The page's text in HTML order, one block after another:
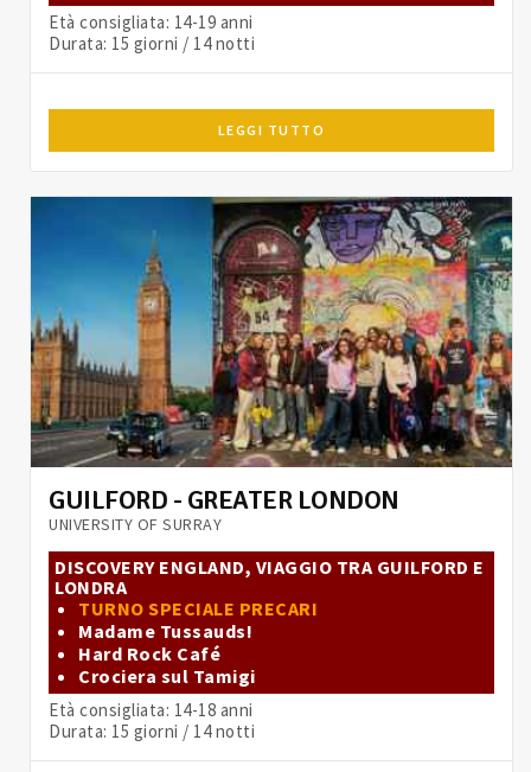
Età consigliata: 14-19 anni
Durata: 15 giorni / 14 notti
LEGGI TUTTO
GUILFORD - GREATER LONDON
UNIVERSITY OF SURRAY
DISCOVERY ENGLAND, VIAGGIO TRA GUILFORD E
LONDRA
TURNO SPECIALE PRECARI
Madame Tussauds!
Hard Rock Café
Crociera sul Tamigi
Età consigliata: 14-18 anni
Durata: 15 giorni / 14 notti